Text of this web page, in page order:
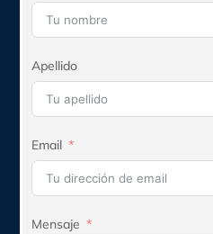
Apellido
Email
Mensaje